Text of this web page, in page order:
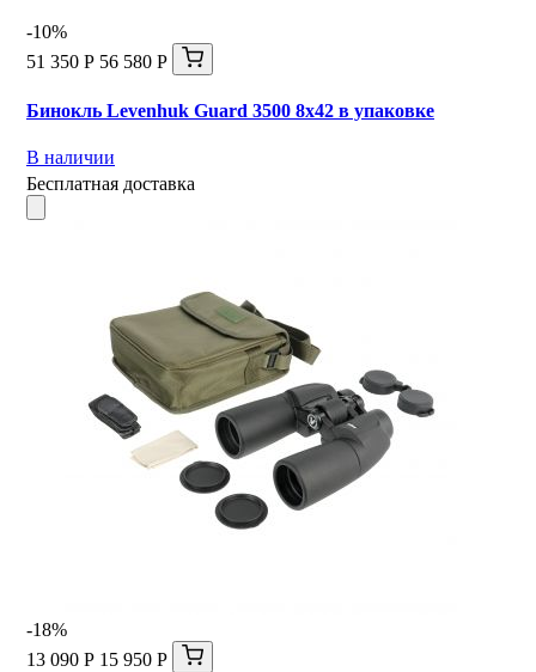
-10%
51 350 Р 56 580 Р
Бинокль Levenhuk Guard 3500 8x42 в упаковке
В наличии
Бесплатная доставка
-18%
13 090 Р 15 950 Р